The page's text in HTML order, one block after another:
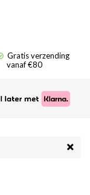
Gratis verzending
vanaf €80